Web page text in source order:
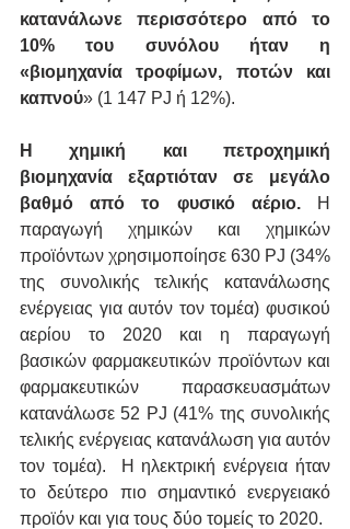
κατανάλωνε περισσότερο από το
10% του συνόλου ήταν η
«βιομηχανία τροφίμων, ποτών και
καπνού» (1 147 PJ ή 12%).
Η χημική και πετροχημική
βιομηχανία εξαρτιόταν σε μεγάλο
βαθμό από το φυσικό αέριο. Η
παραγωγή χημικών και χημικών
προϊόντων χρησιμοποίησε 630 PJ (34%
της συνολικής τελικής κατανάλωσης
ενέργειας για αυτόν τον τομέα) φυσικού
αερίου το 2020 και η παραγωγή
βασικών φαρμακευτικών προϊόντων και
φαρμακευτικών παρασκευασμάτων
κατανάλωσε 52 PJ (41% της συνολικής
τελικής ενέργειας κατανάλωση για αυτόν
τον τομέα).  Η ηλεκτρική ενέργεια ήταν
το δεύτερο πιο σημαντικό ενεργειακό
προϊόν και για τους δύο τομείς το 2020.